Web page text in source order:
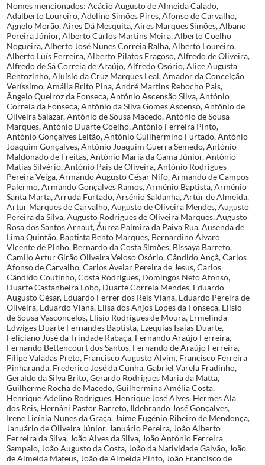
Nomes mencionados: Acácio Augusto de Almeida Calado,
Adalberto Loureiro, Adelino Simões Pires, Afonso de Carvalho,
Agnelo Morão, Aires Dá Mesquita, Aires Marques Simões, Albano
Pereira Júnior, Alberto Carlos Martins Meira, Alberto Coelho
Nogueira, Alberto José Nunes Correia Ralha, Alberto Loureiro,
Alberto Luís Ferreira, Alberto Pilatos Fragoso, Alfredo de Oliveira,
Alfredo de Sá Correia de Araújo, Alfredo Osório, Alice Augusta
Bentozinho, Aluísio da Cruz Marques Leal, Amador da Conceição
Veríssimo, Amália Brito Pina, André Martins Rebocho Pais,
Ângelo Queiroz da Fonseca, António Ascensão Silva, António
Correia da Fonseca, António da Silva Gomes Ascenso, António de
Oliveira Salazar, António de Sousa Macedo, António de Sousa
Marques, António Duarte Coelho, António Ferreira Pinto,
António Gonçalves Leitão, António Guilhermino Furtado, António
Joaquim Gonçalves, António Joaquim Guerra Semedo, António
Maldonado de Freitas, António Maria da Gama Júnior, António
Matias Silvério, António Pais de Oliveira, António Rodrigues
Pereira Veiga, Armando Augusto César Nifo, Armando de Campos
Palermo, Armando Gonçalves Ramos, Arménio Baptista, Arménio
Santa Marta, Arruda Furtado, Arsénio Saldanha, Artur de Almeida,
Artur Marques de Carvalho, Augusto de Oliveira Mendes, Augusto
Pereira da Silva, Augusto Rodrigues de Oliveira Marques, Augusto
Rosa dos Santos Arnaut, Áurea Palmira da Paiva Rua, Ausenda de
Lima Quintão, Baptista Bento Marques, Bernardino Álvaro
Vicente de Pinho, Bernardo da Costa Simões, Bissaya Barreto,
Camilo Artur Girão Oliveira Veloso Osório, Cândido Ançã, Carlos
Afonso de Carvalho, Carlos Avelar Pereira de Jesus, Carlos
Cândido Coutinho, Costa Rodrigues, Domingos Neto Afonso,
Duarte Castanheira Lobo, Duarte Correia Mendes, Eduardo
Augusto César, Eduardo Ferrer dos Reis Viana, Eduardo Pereira de
Oliveira, Eduardo Viana, Elisa dos Anjos Lopes da Fonseca, Elísio
de Sousa Vasconcelos, Elísio Rodrigues de Moura, Ermelinda
Edwiges Duarte Fernandes Baptista, Ezequias Isaías Duarte,
Feliciano José da Trindade Rabaça, Fernando Araújo Ferreira,
Fernando Bettencourt dos Santos, Fernando de Araújo Ferreira,
Filipe Valadas Preto, Francisco Augusto Alvim, Francisco Ferreira
Pinharanda, Frederico José da Cunha, Gabriel Varela Fradinho,
Geraldo da Silva Brito, Gerardo Rodrigues Maria da Matta,
Guilherme Rocha de Macedo, Guilhermina Amélia Costa,
Henrique Adelino Rodrigues, Henrique José Alves, Hermes Ala
dos Reis, Hernâni Pastor Barreto, Ildebrando José Gonçalves,
Irene Licínia Nunes da Graça, Jaime Eugénio Ribeiro de Mendonça,
Januário de Oliveira Júnior, Januário Pereira, João Alberto
Ferreira da Silva, João Alves da Silva, João António Ferreira
Sampaio, João Augusto da Costa, João da Natividade Galvão, João
de Almeida Mateus, João de Almeida Pinto, João Francisco de